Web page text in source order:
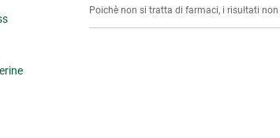
Poichè non si tratta di farmaci, i risultati